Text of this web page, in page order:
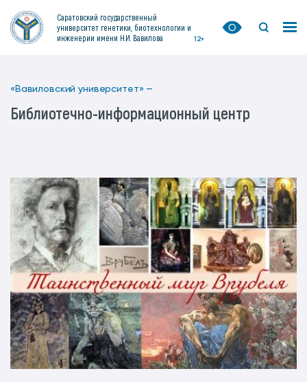
Саратовский государственный
университет генетики, биотехнологии и
инженерии имени Н.И. Вавилова
12+
«Вавиловский университет» —
Библиотечно-информационный центр